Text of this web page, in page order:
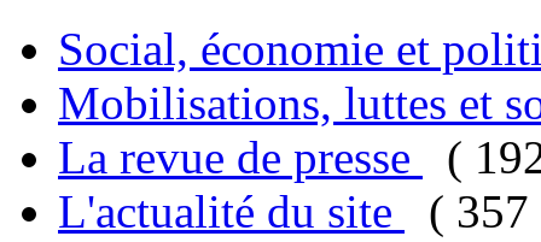
Social, économie et
Mobilisations, luttes et
La revue de presse
(
L'actualité du site
( 357